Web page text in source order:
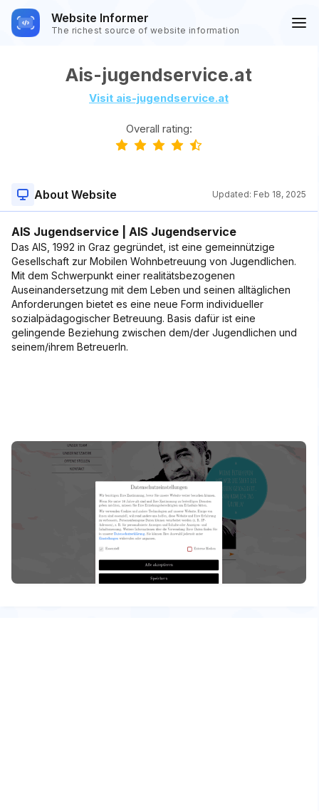
Website Informer
The richest source of website information
Ais-jugendservice.at
Visit ais-jugendservice.at
Overall rating:
About Website Updated: Feb 18, 2025
AIS Jugendservice | AIS Jugendservice
Das AIS, 1992 in Graz gegründet, ist eine gemeinnützige
Gesellschaft zur Mobilen Wohnbetreuung von Jugendlichen.
Mit dem Schwerpunkt einer realitätsbezogenen
Auseinandersetzung mit dem Leben und seinen alltäglichen
Anforderungen bietet es eine neue Form individueller
sozialpädagogischer Betreuung. Basis dafür ist eine
gelingende Beziehung zwischen dem/der Jugendlichen und
seinem/ihrem BetreuerIn.